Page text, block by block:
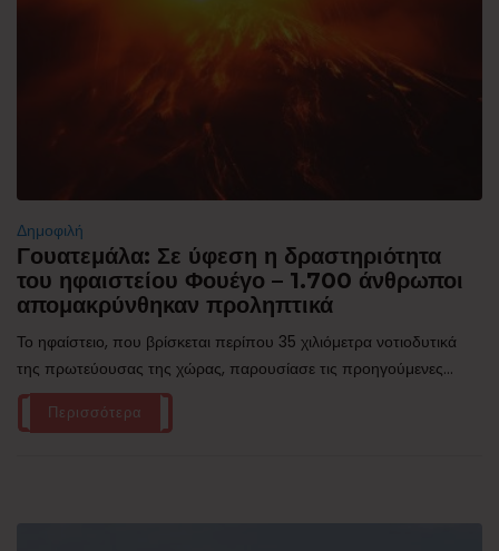
Δημοφιλή
Γουατεμάλα: Σε ύφεση η δραστηριότητα
του ηφαιστείου Φουέγο – 1.700 άνθρωποι
απομακρύνθηκαν προληπτικά
Το ηφαίστειο, που βρίσκεται περίπου 35 χιλιόμετρα νοτιοδυτικά
της πρωτεύουσας της χώρας, παρουσίασε τις προηγούμενες...
Περισσότερα